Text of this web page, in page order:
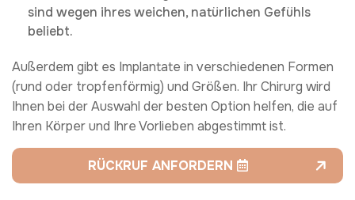
sind wegen ihres weichen, natürlichen Gefühls
beliebt.
Außerdem gibt es Implantate in verschiedenen Formen
(rund oder tropfenförmig) und Größen. Ihr Chirurg wird
Ihnen bei der Auswahl der besten Option helfen, die auf
Ihren Körper und Ihre Vorlieben abgestimmt ist.
RÜCKRUF ANFORDERN